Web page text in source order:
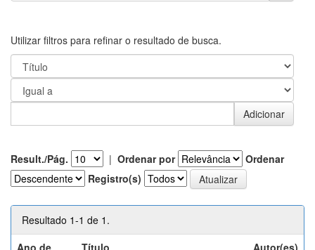
Utilizar filtros para refinar o resultado de busca.
Result./Pág. | Ordenar por
Ordenar
Registro(s)
Resultado 1-1 de 1.
Ano de
Título Autor(es)